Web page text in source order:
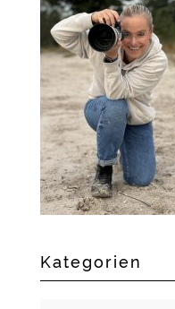
Kategorien